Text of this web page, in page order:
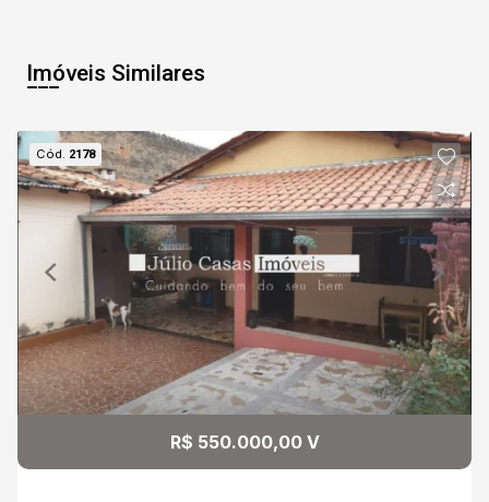
Imóveis Similares
Cód. 2178
R$ 550.000,00 V